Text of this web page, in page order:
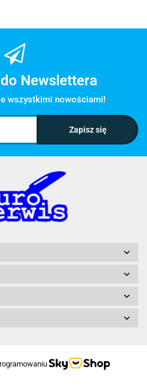
Newslettera
wszystkimi nowościami!